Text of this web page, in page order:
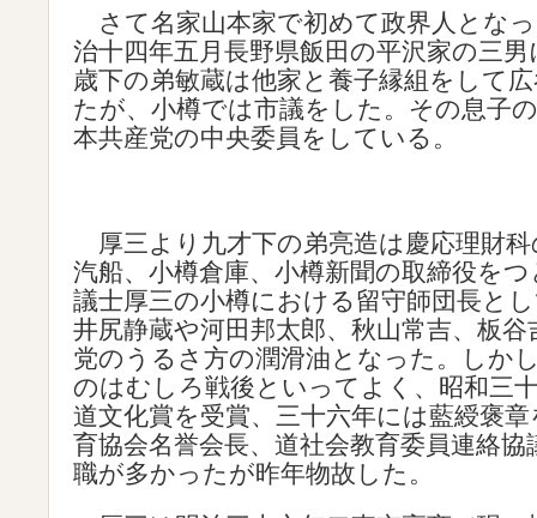
さて名家山本家で初めて政界人とな
治十四年五月長野県飯田の平沢家の三
歳下の弟敏蔵は他家と養子縁組をして
たが、小樽では市議をした。その息子
本共産党の中央委員をしている。
厚三より九才下の弟亮造は慶応理財科
汽船、小樽倉庫、小樽新聞の取締役を
議士厚三の小樽における留守師団長と
井尻静蔵や河田邦太郎、秋山常吉、板
党のうるさ方の潤滑油となった。しか
のはむしろ戦後といってよく、昭和三
道文化賞を受賞、三十六年には藍綬褒
育協会名誉会長、道社会教育委員連絡
職が多かったが昨年物故した。